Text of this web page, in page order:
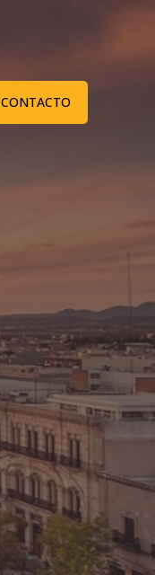
CONTACTO